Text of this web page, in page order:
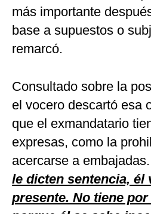
más importante
base a supuestos o
remarcó.
Consultado sobre la
el vocero descartó esa
que el exmandatario
expresas, como la
acercarse a embajadas.
le dicten sentencia, él
presente. No tiene